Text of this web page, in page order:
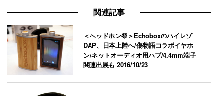
関連記事
＜ヘッドホン祭＞Echoboxのハイレゾ
DAP、日本上陸へ/傷物語コラボイヤホ
ン/ネットオーディオ用ハブ/4.4mm端子
関連出展も2016/10/23